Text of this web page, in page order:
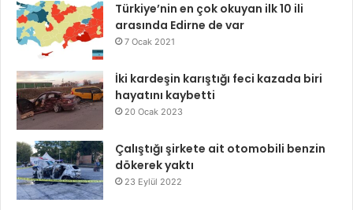
Türkiye’nin en çok okuyan ilk 10 ili
arasında Edirne de var
7 Ocak 2021
İki kardeşin karıştığı feci kazada biri
hayatını kaybetti
20 Ocak 2023
Çalıştığı şirkete ait otomobili benzin
dökerek yaktı
23 Eylül 2022